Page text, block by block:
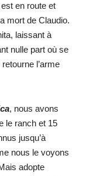
en route et
mort de Claudio.
laissant à
nulle part où se
l’arme
, nous avons
le ranch et 15
jusqu’à
nous le voyons
adopte